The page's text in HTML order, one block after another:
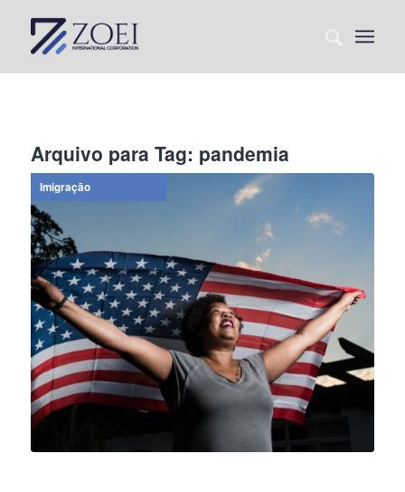
Arquivo para Tag: pandemia
Imigração